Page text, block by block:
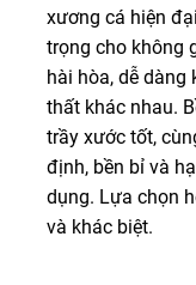
xương cá hiện
trọng cho không
hài hòa, dễ dàng
thất khác nhau.
trầy xước tốt,
định, bền bỉ và
dụng. Lựa chọn
và khác biệt.